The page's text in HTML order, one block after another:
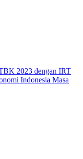
2023 dengan IRT
Indonesia Masa